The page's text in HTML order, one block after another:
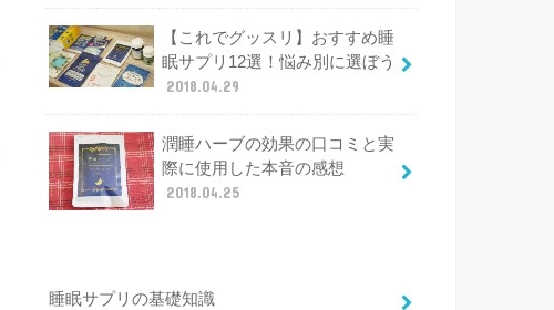
【これでグッスリ】おすすめ睡
眠サプリ12選！悩み別に選ぼう
2018.04.29
潤睡ハーブの効果の口コミと実
際に使用した本音の感想
2018.04.25
睡眠サプリの基礎知識